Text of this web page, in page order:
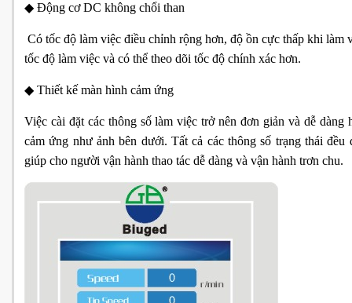
◆ Động cơ DC không chổi than
Có tốc độ làm việc điều chỉnh rộng hơn, độ ồn cực thấp khi làm
tốc độ làm việc và có thể theo dõi tốc độ chính xác hơn.
◆ Thiết kế màn hình cảm ứng
Việc cài đặt các thông số làm việc trở nên đơn giản và dễ dàng
cảm ứng như ảnh bên dưới. Tất cả các thông số trạng thái
giúp cho người vận hành thao tác dễ dàng và vận hành trơn chu.